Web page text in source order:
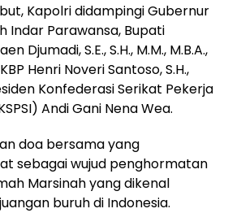
Kapolri didampingi Gubernur
Indar Parawansa, Bupati
Djumadi, S.E., S.H., M.M., M.B.A.,
Henri Noveri Santoso, S.H.,
Konfederasi Serikat Pekerja
Andi Gani Nena Wea.
doa bersama yang
sebagai wujud penghormatan
Marsinah yang dikenal
buruh di Indonesia.